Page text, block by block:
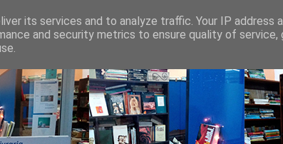
its services and to analyze traffic. Your IP address
and security metrics to ensure quality of service,